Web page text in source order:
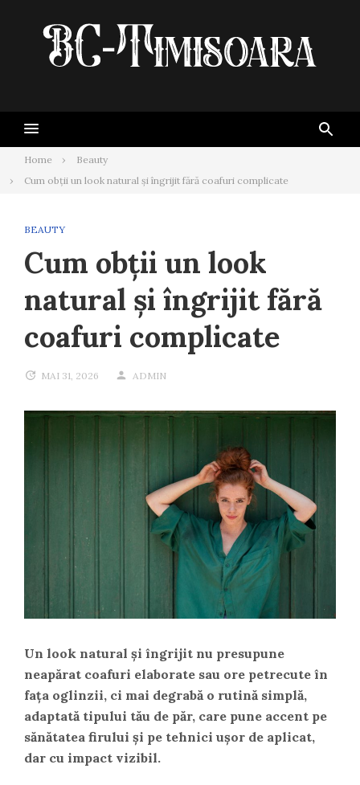
Home
Beauty
Cum obții un look natural și îngrijit fără coafuri complicate
BEAUTY
Cum obții un look
natural și îngrijit fără
coafuri complicate
MAI 31, 2026 ADMIN
Un look natural și îngrijit nu presupune
neapărat coafuri elaborate sau ore petrecute în
fața oglinzii, ci mai degrabă o rutină simplă,
adaptată tipului tău de păr, care pune accent pe
sănătatea firului și pe tehnici ușor de aplicat,
dar cu impact vizibil.